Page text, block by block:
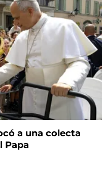
a una colecta
Papa